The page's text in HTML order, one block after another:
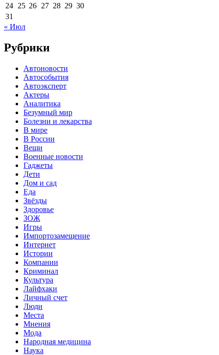
24 25 26 27 28 29 30
31
« Июл
Рубрики
Автоновости
Автособытия
Автоэксперт
Актеры
Аналитика
Безумный мир
Болезни и лекарства
В мире
В России
Вещи
Военные новости
Гаджеты
Дети
Дом и сад
Еда
Звёзды
Здоровье
ЗОЖ
Игры
Импортозамещение
Интернет
Истории
Компании
Криминал
Культура
Лайфхаки
Личный счет
Люди
Места
Мнения
Мода
Народная медицина
Наука